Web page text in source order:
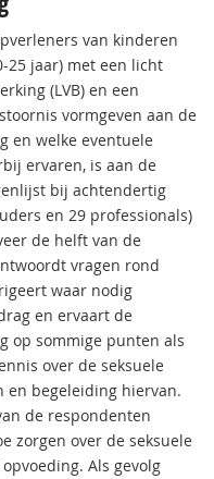
van kinderen
25 jaar) met een licht
(LVB) en een
vormgeven aan de
en welke eventuele
ervaren, is aan de
bij achtendertig
en 29 professionals)
de helft van de
vragen rond
waar nodig
en ervaart de
op sommige punten als
over de seksuele
en begeleiding hiervan.
de respondenten
zorgen over de seksuele
Als gevolg